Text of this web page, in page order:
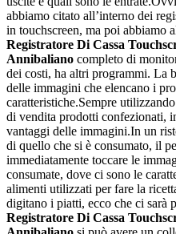
abbiamo citato all’interno dei
in touchscreen, ma poi abbiamo
Registratore Di Cassa
Annibaliano completo di
dei costi, ha altri programmi. La
delle immagini che elencano i
caratteristiche.Sempre
di vendita prodotti confezionati,
vantaggi delle immagini.In un
di quello che si è consumato, il
immediatamente toccare le
consumate, dove ci sono le
alimenti utilizzati per fare la
digitano i piatti, ecco che ci sarà
Registratore Di Cassa